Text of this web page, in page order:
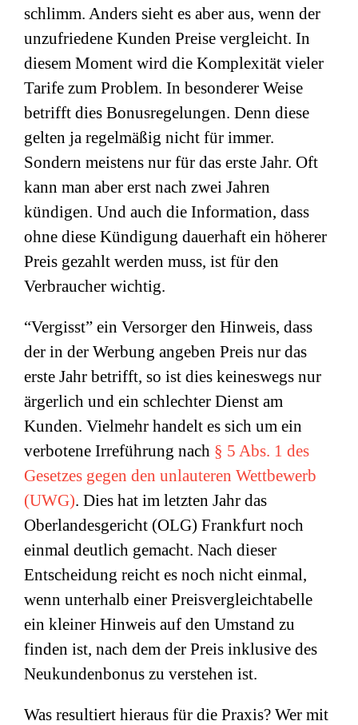
schlimm. Anders sieht es aber aus, wenn der
unzufriedene Kunden Preise vergleicht. In
diesem Moment wird die Komplexität vieler
Tarife zum Problem. In besonderer Weise
betrifft dies Bonusregelungen. Denn diese
gelten ja regelmäßig nicht für immer.
Sondern meistens nur für das erste Jahr. Oft
kann man aber erst nach zwei Jahren
kündigen. Und auch die Information, dass
ohne diese Kündigung dauerhaft ein höherer
Preis gezahlt werden muss, ist für den
Verbraucher wichtig.
“Vergisst” ein Versorger den Hinweis, dass
der in der Werbung angeben Preis nur das
erste Jahr betrifft, so ist dies keineswegs nur
ärgerlich und ein schlechter Dienst am
Kunden. Vielmehr handelt es sich um ein
verbotene Irreführung nach § 5 Abs. 1 des
Gesetzes gegen den unlauteren Wettbewerb
(UWG). Dies hat im letzten Jahr das
Oberlandesgericht (OLG) Frankfurt noch
einmal deutlich gemacht. Nach dieser
Entscheidung reicht es noch nicht einmal,
wenn unterhalb einer Preisvergleichtabelle
ein kleiner Hinweis auf den Umstand zu
finden ist, nach dem der Preis inklusive des
Neukundenbonus zu verstehen ist.
Was resultiert hieraus für die Praxis? Wer mit